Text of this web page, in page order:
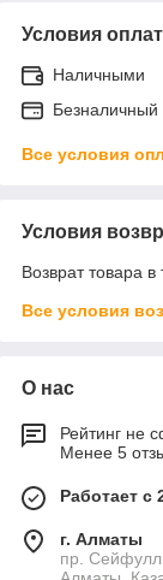
Условия
Наличными
Безналичный
Все условия
Условия
Возврат товара
Все условия
О нас
Рейтинг не
Менее 5
Работает с
г. Алматы
пр.